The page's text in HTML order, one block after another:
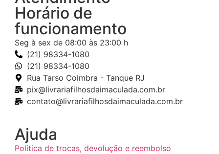
Horário de
funcionamento
Seg à sex de 08:00 às 23:00 h
(21) 98334-1080
(21) 98334-1080
Rua Tarso Coimbra - Tanque RJ
pix@livrariafilhosdaimaculada.com.br
contato@livrariafilhosdaimaculada.com.br
Ajuda
Política de trocas, devolução e reembolso